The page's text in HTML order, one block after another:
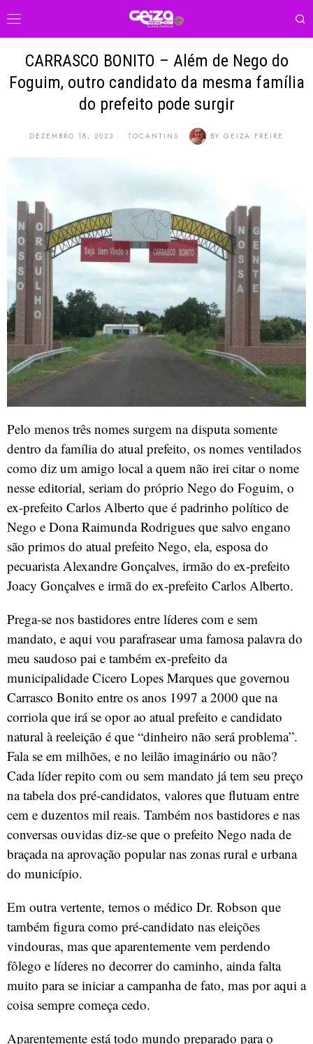
CARRASCO BONITO – Além de Nego do
Foguim, outro candidato da mesma família
do prefeito pode surgir
DEZEMBRO 18, 2023 TOCANTINS BY GEIZA FREIRE
Pelo menos três nomes surgem na disputa somente
dentro da família do atual prefeito, os nomes ventilados
como diz um amigo local a quem não irei citar o nome
nesse editorial, seriam do próprio Nego do Foguim, o
ex-prefeito Carlos Alberto que é padrinho político de
Nego e Dona Raimunda Rodrigues que salvo engano
são primos do atual prefeito Nego, ela, esposa do
pecuarista Alexandre Gonçalves, irmão do ex-prefeito
Joacy Gonçalves e irmã do ex-prefeito Carlos Alberto.
Prega-se nos bastidores entre líderes com e sem
mandato, e aqui vou parafrasear uma famosa palavra do
meu saudoso pai e também ex-prefeito da
municipalidade Cicero Lopes Marques que governou
Carrasco Bonito entre os anos 1997 a 2000 que na
corriola que irá se opor ao atual prefeito e candidato
natural à reeleição é que “dinheiro não será problema”.
Fala se em milhões, e no leilão imaginário ou não?
Cada líder repito com ou sem mandato já tem seu preço
na tabela dos pré-candidatos, valores que flutuam entre
cem e duzentos mil reais. Também nos bastidores e nas
conversas ouvidas diz-se que o prefeito Nego nada de
braçada na aprovação popular nas zonas rural e urbana
do município.
Em outra vertente, temos o médico Dr. Robson que
também figura como pré-candidato nas eleições
vindouras, mas que aparentemente vem perdendo
fôlego e líderes no decorrer do caminho, ainda falta
muito para se iniciar a campanha de fato, mas por aqui a
coisa sempre começa cedo.
Aparentemente está todo mundo preparado para o